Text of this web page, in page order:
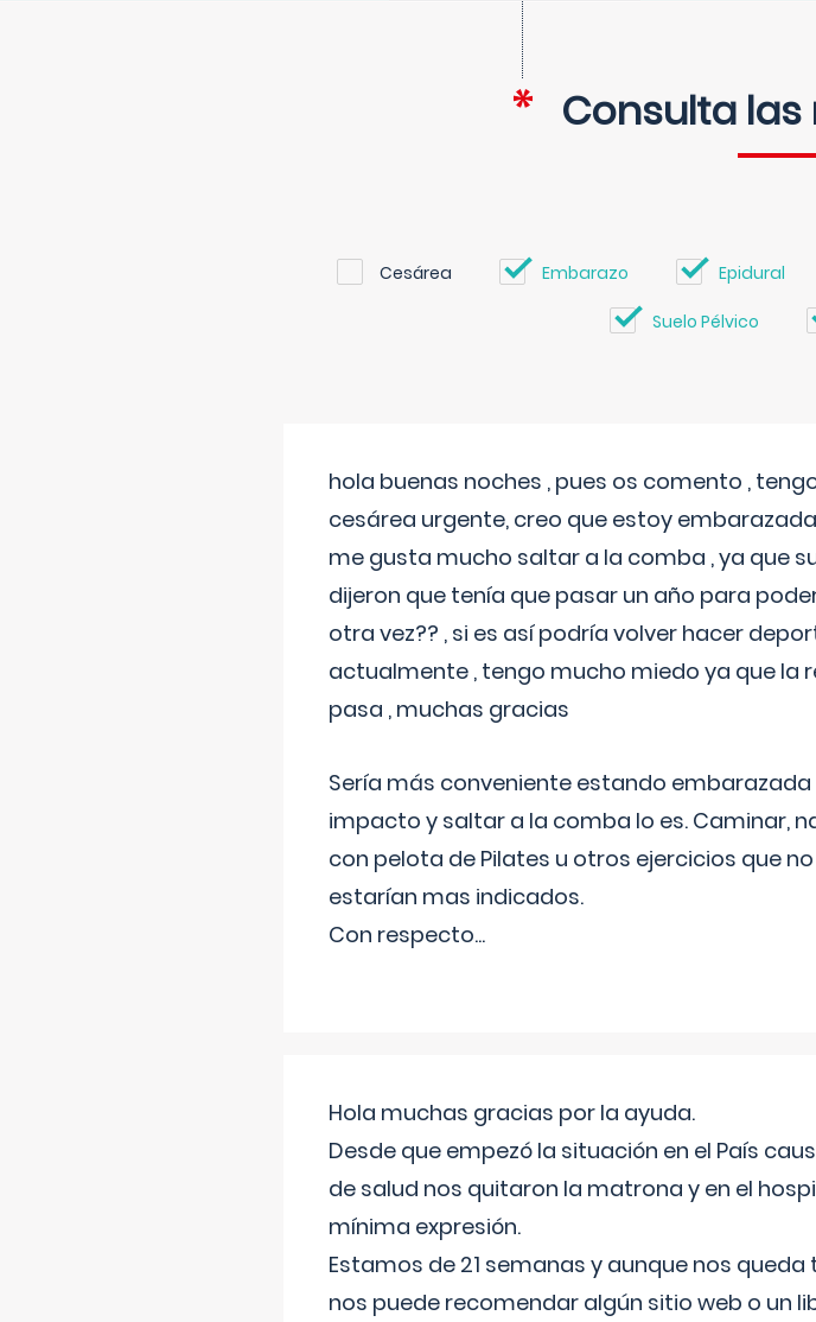
Consulta
Cesárea Embarazo Epidural
Suelo Pélvico
hola buenas noches , pues os comento ,
cesárea urgente, creo que estoy
me gusta mucho saltar a la comba , ya que
dijeron que tenía que pasar un año para
otra vez?? , si es así podría volver hacer
actualmente , tengo mucho miedo ya que la
pasa , muchas gracias
Sería más conveniente estando
impacto y saltar a la comba lo es. Caminar,
con pelota de Pilates u otros ejercicios que
estarían mas indicados.
Con respecto...
Hola muchas gracias por la ayuda.
Desde que empezó la situación en el País
de salud nos quitaron la matrona y en el
mínima expresión.
Estamos de 21 semanas y aunque nos
nos puede recomendar algún sitio web o un